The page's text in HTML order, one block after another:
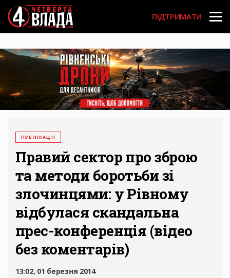
Перейти
до
основного
вмісту
User
account
menu
ПІДТРИМАТИ
ПУБЛІКАЦІЇ
Правий сектор про зброю
та методи боротьби зі
злочинцями: у Рівному
відбулася скандальна
прес-конференція (відео
без коментарів)
13:02, 01 березня 2014